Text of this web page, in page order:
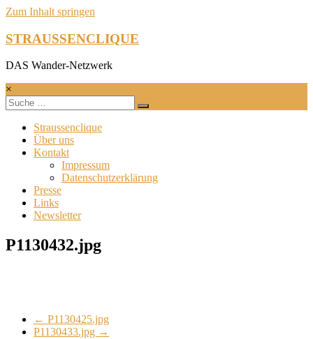
Zum Inhalt springen
STRAUSSENCLIQUE
DAS Wander-Netzwerk
×
Straussenclique
Über uns
Kontakt
Impressum
Datenschutzerklärung
Presse
Links
Newsletter
P1130432.jpg
← P1130425.jpg
P1130433.jpg →